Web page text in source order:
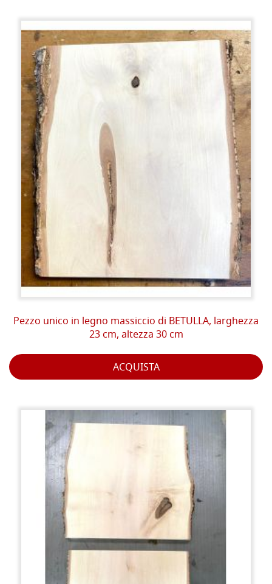
Pezzo unico in legno massiccio di BETULLA, larghezza
23 cm, altezza 30 cm
ACQUISTA